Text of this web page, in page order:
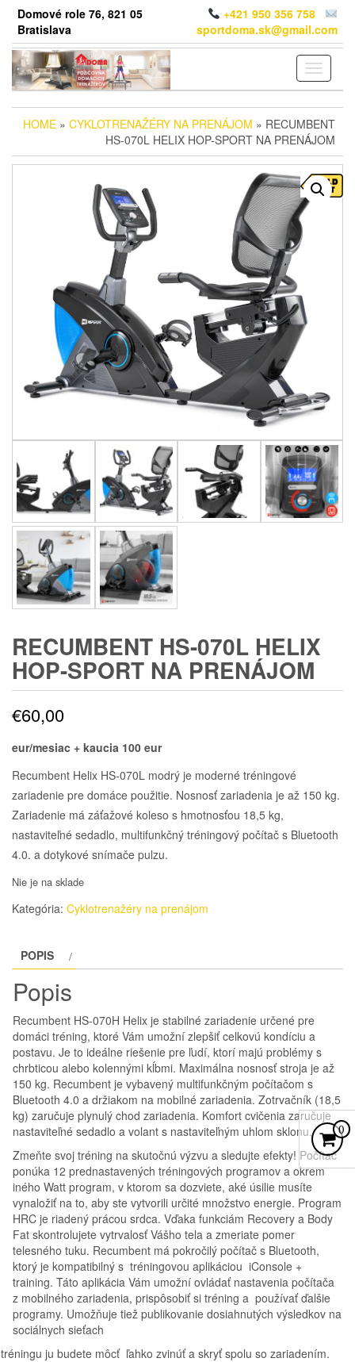
Skip
the
content
Domové role 76, 821 05
Bratislava
+421 950 356 758
sportdoma.sk@gmail.com
Toggle
HOME » CYKLOTRENAŽÉRY NA PRENÁJOM » RECUMBENT
HS-070L HELIX HOP-SPORT NA PRENÁJOM
RECUMBENT HS-070L HELIX
HOP-SPORT NA PRENÁJOM
€60,00
eur/mesiac + kaucia 100 eur
Recumbent Helix HS-070L modrý je moderné tréningové
zariadenie pre domáce použitie. Nosnosť zariadenia je až 150 kg.
Zariadenie má záťažové koleso s hmotnosťou 18,5 kg,
nastaviteľné sedadlo, multifunkčný tréningový počítač s Bluetooth
4.0. a dotykové snímače pulzu.
Nie je na sklade
Kategória: Cyklotrenažéry na prenájom
POPIS
Popis
Recumbent HS-070H Helix je stabilné zariadenie určené pre
domáci tréning, ktoré Vám umožní zlepšiť celkovú kondíciu a
postavu. Je to ideálne riešenie pre ľudí, ktorí majú problémy s
chrbticou alebo kolennými kĺbmi. Maximálna nosnosť stroja je až
150 kg. Recumbent je vybavený multifunkčným počítačom s
Bluetooth 4.0 a držiakom na mobilné zariadenia. Zotrvačník (18,5
kg) zaručuje plynulý chod zariadenia. Komfort cvičenia zaručuje
nastaviteľné sedadlo a volant s nastaviteľným uhlom sklonu.
Zmeňte svoj tréning na skutočnú výzvu a sledujte efekty! Počítač
ponúka 12 prednastavených tréningových programov a okrem
iného Watt program, v ktorom sa dozviete, aké úsilie musíte
vynaložiť na to, aby ste vytvorili určité množstvo energie. Program
HRC je riadený prácou srdca. Vďaka funkciám Recovery a Body
Fat skontrolujete vytrvalosť Vášho tela a zmeriate pomer
telesného tuku. Recumbent má pokročilý počítač s Bluetooth,
ktorý je kompatibilný s tréningovou aplikáciou iConsole +
training. Táto aplikácia Vám umožní ovládať nastavenia počítača
z mobilného zariadenia, prispôsobiť si tréning a používať ďalšie
programy. Umožňuje tiež publikovanie dosiahnutých výsledkov na
sociálnych sieťach
tréningu ju budete môcť ľahko zvinúť a skryť spolu so zariadením.
0